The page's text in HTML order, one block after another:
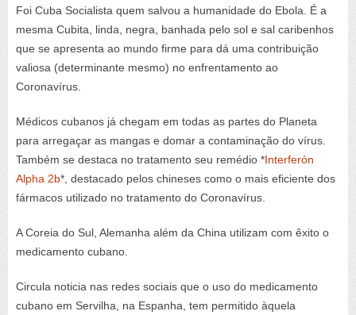
Foi Cuba Socialista quem salvou a humanidade do Ebola. É a
mesma Cubita, linda, negra, banhada pelo sol e sal caribenhos
que se apresenta ao mundo firme para dá uma contribuição
valiosa (determinante mesmo) no enfrentamento ao
Coronavírus.
Médicos cubanos já chegam em todas as partes do Planeta
para arregaçar as mangas e domar a contaminação do vírus.
Também se destaca no tratamento seu remédio *Interferón
Alpha 2b*, destacado pelos chineses como o mais eficiente dos
fármacos utilizado no tratamento do Coronavírus.
A Coreia do Sul, Alemanha além da China utilizam com êxito o
medicamento cubano.
Circula noticia nas redes sociais que o uso do medicamento
cubano em Servilha, na Espanha, tem permitido àquela